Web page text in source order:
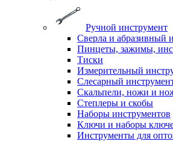
Ручной инструмент
Сверла и абразивный
Пинцеты, зажимы,
Тиски
Измерительный
Слесарный
Скальпели, ножи и
Степлеры и скобы
Наборы инструментов
Ключи и наборы
Инструменты для